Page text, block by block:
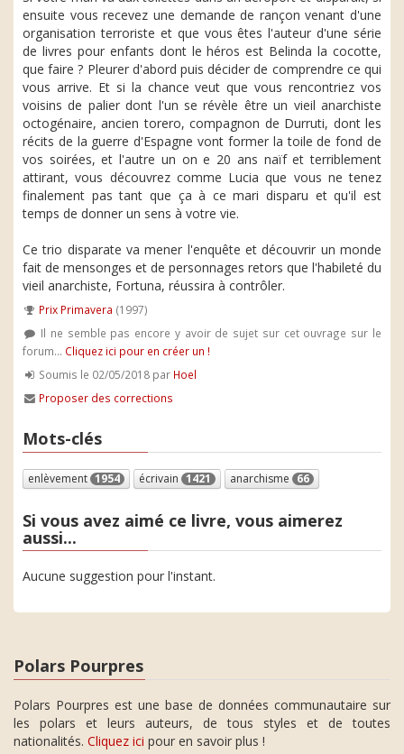
ensuite vous recevez une demande de rançon venant d'une
organisation terroriste et que vous êtes l'auteur d'une série
de livres pour enfants dont le héros est Belinda la cocotte,
que faire ? Pleurer d'abord puis décider de comprendre ce qui
vous arrive. Et si la chance veut que vous rencontriez vos
voisins de palier dont l'un se révèle être un vieil anarchiste
octogénaire, ancien torero, compagnon de Durruti, dont les
récits de la guerre d'Espagne vont former la toile de fond de
vos soirées, et l'autre un on e 20 ans naïf et terriblement
attirant, vous découvrez comme Lucia que vous ne tenez
finalement pas tant que ça à ce mari disparu et qu'il est
temps de donner un sens à votre vie.
Ce trio disparate va mener l'enquête et découvrir un monde
fait de mensonges et de personnages retors que l'habileté du
vieil anarchiste, Fortuna, réussira à contrôler.
Prix Primavera (1997)
Il ne semble pas encore y avoir de sujet sur cet ouvrage sur le
forum... Cliquez ici pour en créer un !
Soumis le 02/05/2018 par Hoel
Proposer des corrections
Mots-clés
enlèvement 1954 écrivain 1421 anarchisme 66
Si vous avez aimé ce livre, vous aimerez
aussi...
Aucune suggestion pour l'instant.
Polars Pourpres
Polars Pourpres est une base de données communautaire sur
les polars et leurs auteurs, de tous styles et de toutes
nationalités. Cliquez ici pour en savoir plus !